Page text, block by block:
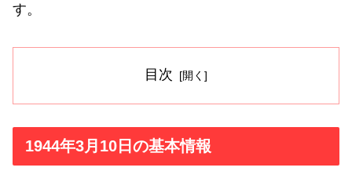
す。
目次
1944年3月10日の基本情報